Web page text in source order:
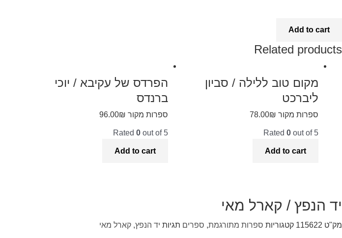
Add to cart
Related products
מקום טוב ללילה / סביון
ליברכט
ספרות מקור 78.00₪
Rated 0 out of 5
Add to cart
הפרדס של עקיבא / יוכי
ברנדס
ספרות מקור 96.00₪
Rated0 out of 5
Add to cart
יד הנפץ / קארל מאי
מק"ט 115622 קטגוריות ספרות מתורגמת, ספרים תגיות יד הנפץ, קארל מאי